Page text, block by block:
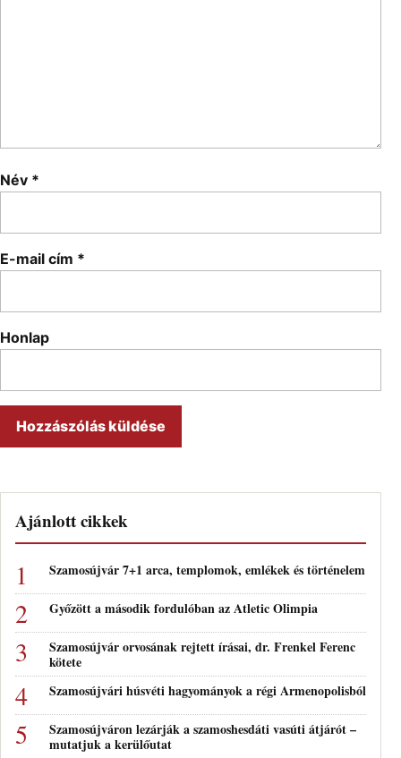
Név *
E-mail cím *
Honlap
Ajánlott cikkek
Szamosújvár 7+1 arca, templomok, emlékek és történelem
Győzött a második fordulóban az Atletic Olimpia
Szamosújvár orvosának rejtett írásai, dr. Frenkel Ferenc
kötete
Szamosújvári húsvéti hagyományok a régi Armenopolisból
Szamosújváron lezárják a szamoshesdáti vasúti átjárót –
mutatjuk a kerülőutat